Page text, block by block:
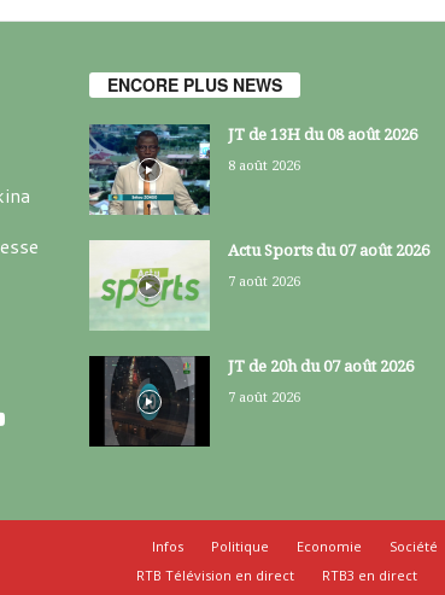
ENCORE PLUS NEWS
JT de 13H du 08 août 2026
8 août 2026
Actu Sports du 07 août 2026
7 août 2026
JT de 20h du 07 août 2026
7 août 2026
Infos Politique Economie Société
RTB Télévision en direct
RTB3 en direct